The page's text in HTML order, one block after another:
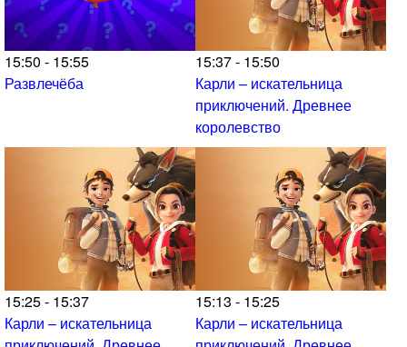
15:50 - 15:55
Развлечёба
15:37 - 15:50
Карли – искательница
приключений. Древнее
королевство
15:25 - 15:37
Карли – искательница
15:13 - 15:25
Карли – искательница